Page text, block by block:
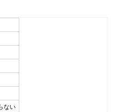
ない